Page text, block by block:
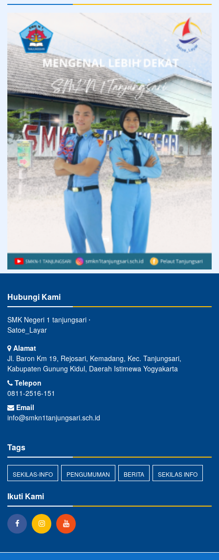
Hubungi Kami
SMK Negeri 1 tanjungsari ⋅
Satoe_Layar
Alamat
Jl. Baron Km 19, Rejosari, Kemadang, Kec. Tanjungsari,
Kabupaten Gunung Kidul, Daerah Istimewa Yogyakarta
Telepon
0811-2516-151
Email
info@smkn1tanjungsari.sch.id
Tags
SEKILAS-INFO PENGUMUMAN BERITA SEKILAS INFO
Ikuti Kami